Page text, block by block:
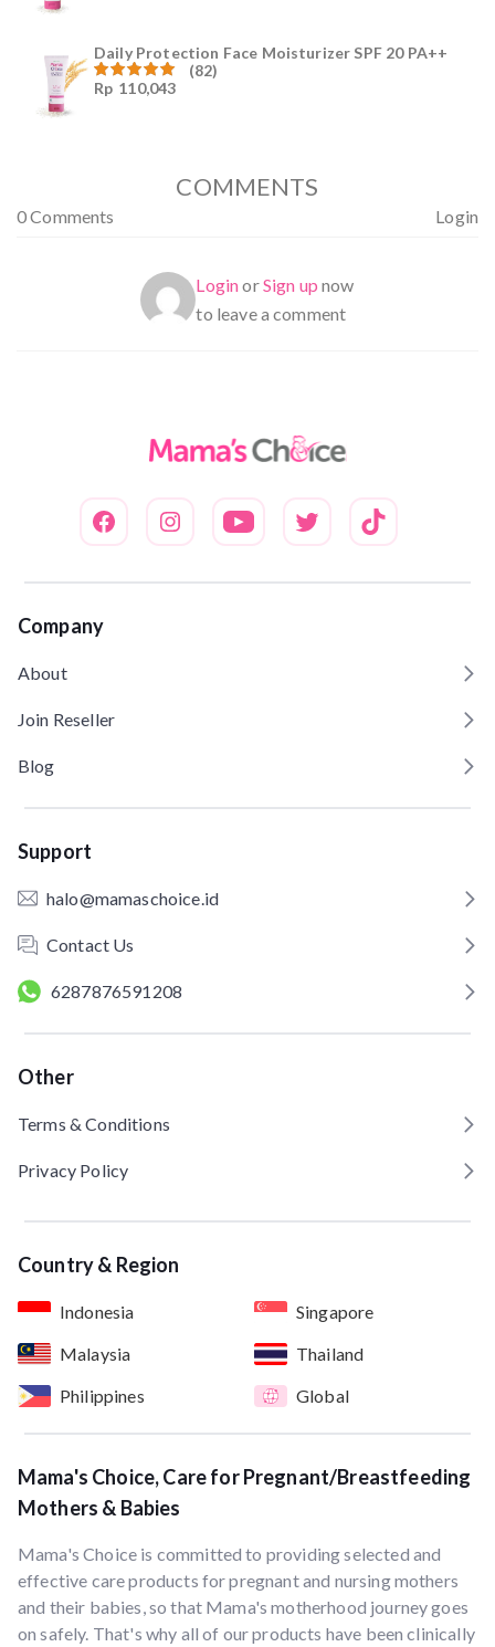
Daily Protection Face Moisturizer SPF 20 PA++
Dinilai
(82)
Rp 110,043
COMMENTS
0 Comments Login
LoginorSign up now
to leave a comment
Company
About
Join Reseller
Blog
Support
halo@mamaschoice.id
Contact Us
6287876591208
Other
Terms & Conditions
Privacy Policy
Country & Region
Indonesia
Singapore
Malaysia
Thailand
Philippines
Global
Mama's Choice, Care for Pregnant/Breastfeeding
Mothers & Babies
Mama's Choice is committed to providing selected and
effective care products for pregnant and nursing mothers
and their babies, so that Mama's motherhood journey goes
on safely. That's why all of our products have been clinically